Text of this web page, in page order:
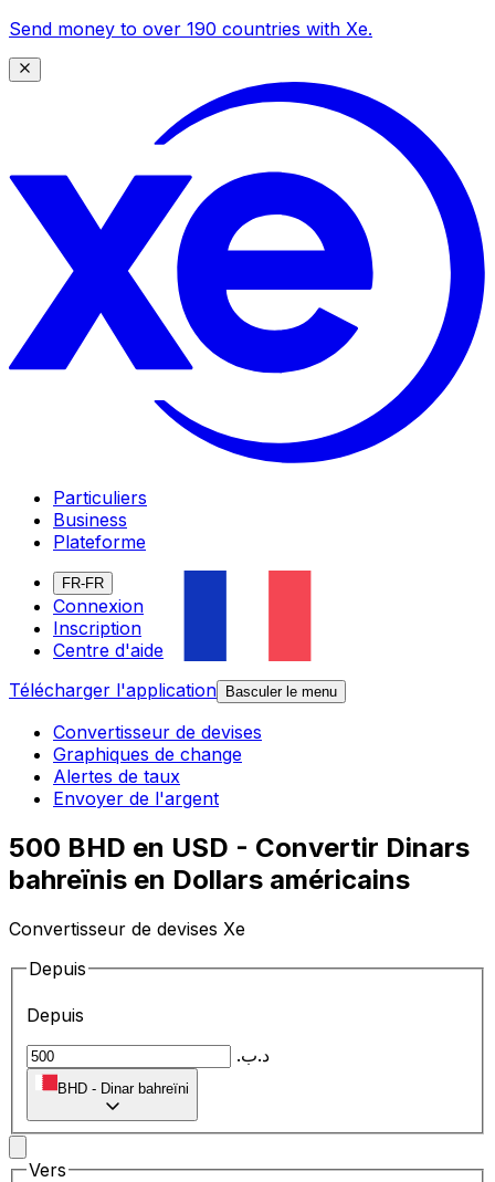
Send money to over 190 countries with Xe.
Particuliers
Business
Plateforme
FR-FR
Connexion
Inscription
Centre d'aide
Télécharger l'application
Basculer le menu
Convertisseur de devises
Graphiques de change
Alertes de taux
Envoyer de l'argent
500 BHD en USD - Convertir Dinars
bahreïnis en Dollars américains
Convertisseur de devises Xe
Depuis
Depuis
.د.ب
BHD - Dinar bahreïni
Vers